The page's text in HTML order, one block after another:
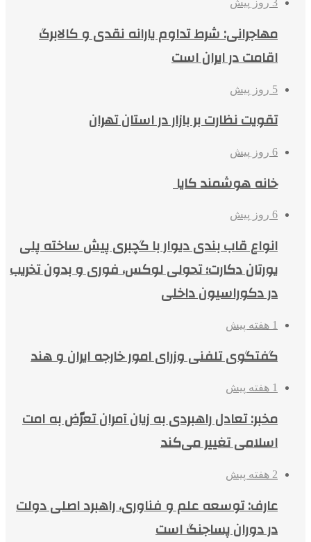
3 روز پیش
مهاجرانی: شرط تداوم یارانه نقدی و کالابرگ
اقامت در ایران است
5 روز پیش
تقویت نظارت بر بازار در استان تهران
6 روز پیش
خانه هوشمند کایا
6 روز پیش
انواع قاب بندی دیوار با گچبری پیش ساخته پلی
یورتان دکارت؛ تحولی لوکس، فوری و بدون تخریب
در دکوراسیون داخلی
1 هفته پیش
گفتگوی تلفنی وزرای امور خارجه ایران و هند
1 هفته پیش
مخبر: تعادل راهبردی به زیان آمران تعرّض به امت
اسلامی تغییر می‌کند
2 هفته پیش
عارف: توسعه علم و فناوری، راهبرد اصلی دولت
در دوران پساجنگ است